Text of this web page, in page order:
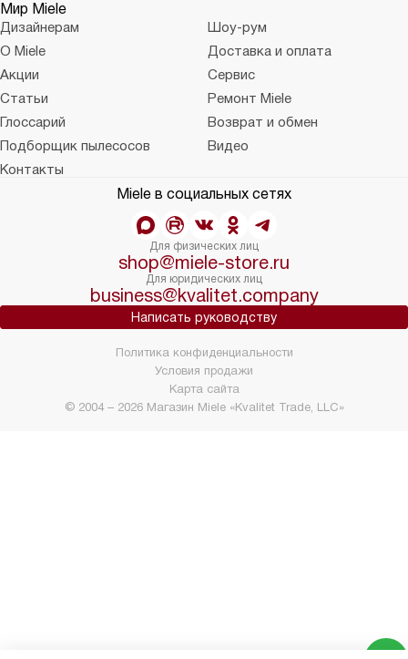
Мир Miele
Дизайнерам
Шоу-рум
О Miele
Доставка и оплата
Акции
Сервис
Статьи
Ремонт Miele
Глоссарий
Возврат и обмен
Подборщик пылесосов
Видео
Контакты
Miele в социальных сетях
Для физических лиц
shop@miele-store.ru
Для юридических лиц
business@kvalitet.company
Написать руководству
© 2004 – 2026 Магазин Miele «Kvalitet Trade, LLC»
Политика конфиденциальности
Условия продажи
Карта сайта